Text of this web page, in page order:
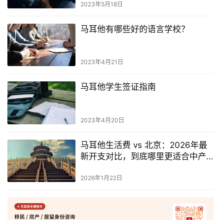
网
址
导
航
2023年5月18日
马耳他有哪些好的语言学校？
2023年4月21日
马耳他学生签证指南
2023年4月20日
马耳他生活费 vs 北京：2026年最
新开支对比，到底哪里更适合中产
2026年1月22日